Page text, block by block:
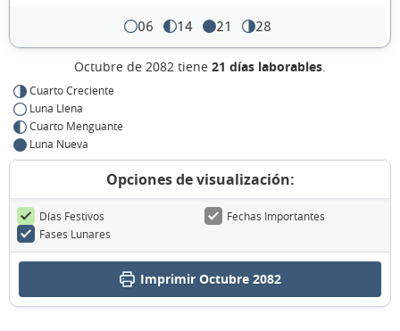
06 14 21 28
Octubre de 2082 tiene 21 días laborables.
Cuarto Creciente
Luna Llena
Cuarto Menguante
Luna Nueva
Opciones de visualización:
Días Festivos
Fechas Importantes
Fases Lunares
Imprimir Octubre 2082